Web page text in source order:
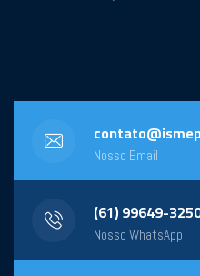
Nosso Email
(61) 99649-
Nosso WhatsApp